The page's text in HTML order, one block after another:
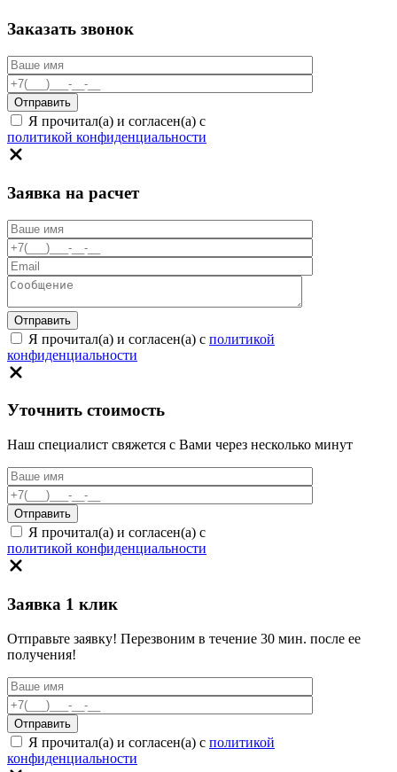
Заказать звонок
Я прочитал(а) и согласен(а) с
политикой конфиденциальности
Заявка на расчет
Я прочитал(а) и согласен(а) с политикой
конфиденциальности
Уточнить стоимость
Наш специалист свяжется с Вами через несколько минут
Я прочитал(а) и согласен(а) с
политикой конфиденциальности
Заявка 1 клик
Отправьте заявку! Перезвоним в течение 30 мин. после ее
получения!
Я прочитал(а) и согласен(а) с политикой
конфиденциальности